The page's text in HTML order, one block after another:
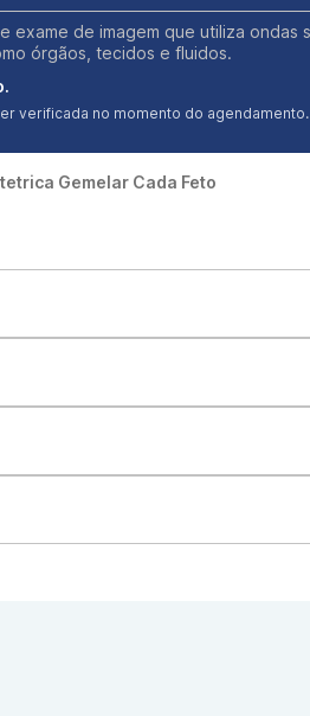
exame de imagem que utiliza ondas
órgãos, tecidos e fluidos.
verificada no momento do agendamento.
Gemelar Cada Feto